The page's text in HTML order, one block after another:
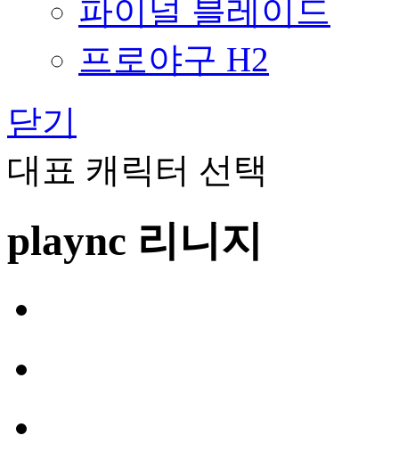
파이널 블레이드
프로야구 H2
닫기
대표 캐릭터 선택
plaync 리니지